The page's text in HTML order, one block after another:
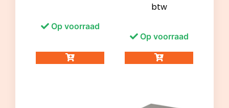
Op voorraad
btw
Op voorraad